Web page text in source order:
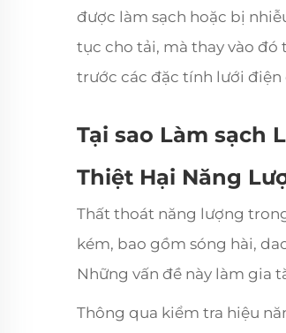
được làm sạch hoặc bị
tục cho tải, mà thay vào
trước các đặc tính lưới điện
Tại sao Làm sạch
Thiệt Hại Năng
Thất thoát năng lượng
kém, bao gồm sóng hài,
Những vấn đề này làm gia
Thông qua kiểm tra hiệu